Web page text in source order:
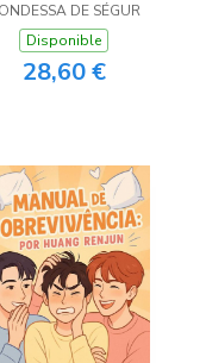
DE SÉGUR
Disponible
28,60 €